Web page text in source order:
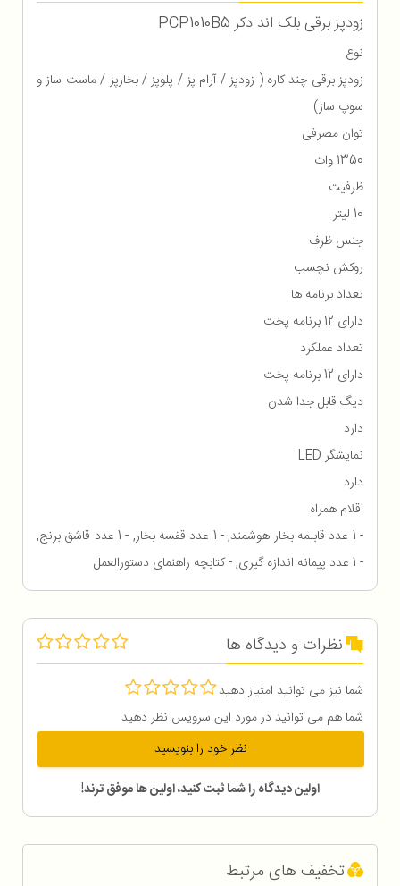
زودپز برقی بلک اند دکر PCP1010B5
نوع
زودپز برقی چند کاره ( زودپز / آرام پز / پلوپز / بخارپز / ماست ساز و
سوپ ساز)
توان مصرفی
1350 وات
ظرفیت
10 لیتر
جنس ظرف
روکش نچسب
تعداد برنامه ها
دارای 12 برنامه پخت
تعداد عملکرد
دارای 12 برنامه پخت
دیگ قابل جدا شدن
دارد
نمایشگر LED
دارد
اقلام همراه
- 1 عدد قابلمه بخار هوشمند, - 1 عدد قفسه بخار, - 1 عدد قاشق برنج,
- 1 عدد پیمانه اندازه گیری, - کتابچه راهنمای دستورالعمل
نظرات و دیدگاه ها
شما نیز می توانید امتیاز دهید
شما هم می توانید در مورد این سرویس نظر دهید
نظر خود را بنویسید
اولین دیدگاه را شما ثبت کنید، اولین ها موفق ترند!
تخفیف های مرتبط